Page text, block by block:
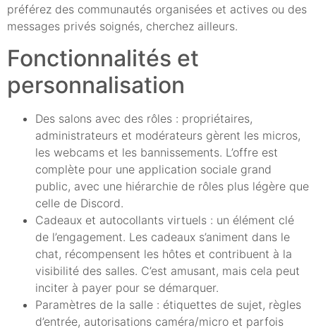
préférez des communautés organisées et actives ou des
messages privés soignés, cherchez ailleurs.
Fonctionnalités et
personnalisation
Des salons avec des rôles : propriétaires,
administrateurs et modérateurs gèrent les micros,
les webcams et les bannissements. L’offre est
complète pour une application sociale grand
public, avec une hiérarchie de rôles plus légère que
celle de Discord.
Cadeaux et autocollants virtuels : un élément clé
de l’engagement. Les cadeaux s’animent dans le
chat, récompensent les hôtes et contribuent à la
visibilité des salles. C’est amusant, mais cela peut
inciter à payer pour se démarquer.
Paramètres de la salle : étiquettes de sujet, règles
d’entrée, autorisations caméra/micro et parfois